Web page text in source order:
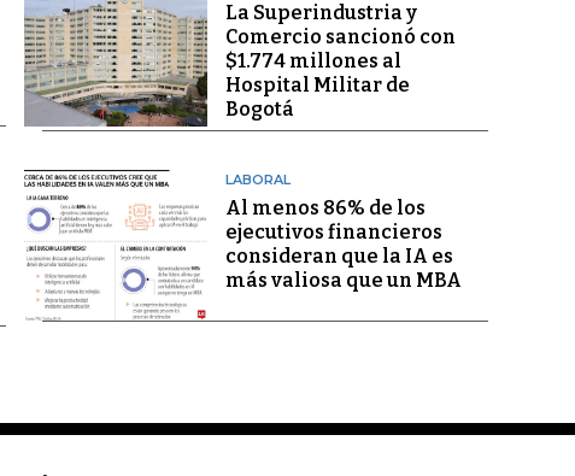
La Superindustria y
Comercio sancionó con
$1.774 millones al
Hospital Militar de
Bogotá
LABORAL
Al menos 86% de los
ejecutivos financieros
consideran que la IA es
más valiosa que un MBA